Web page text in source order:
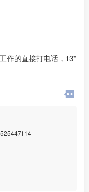
作的直接打电话，13*